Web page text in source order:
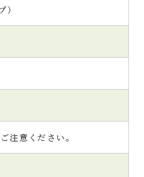
注意ください。